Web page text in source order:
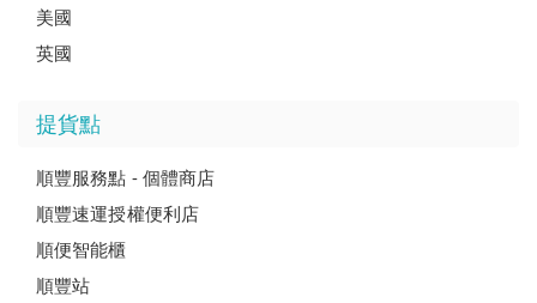
美國
英國
提貨點
順豐服務點 - 個體商店
順豐速運授權便利店
順便智能櫃
順豐站